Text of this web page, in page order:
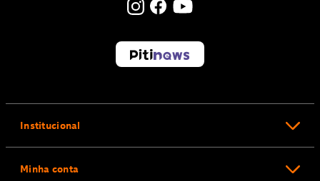
Institucional
Minha conta